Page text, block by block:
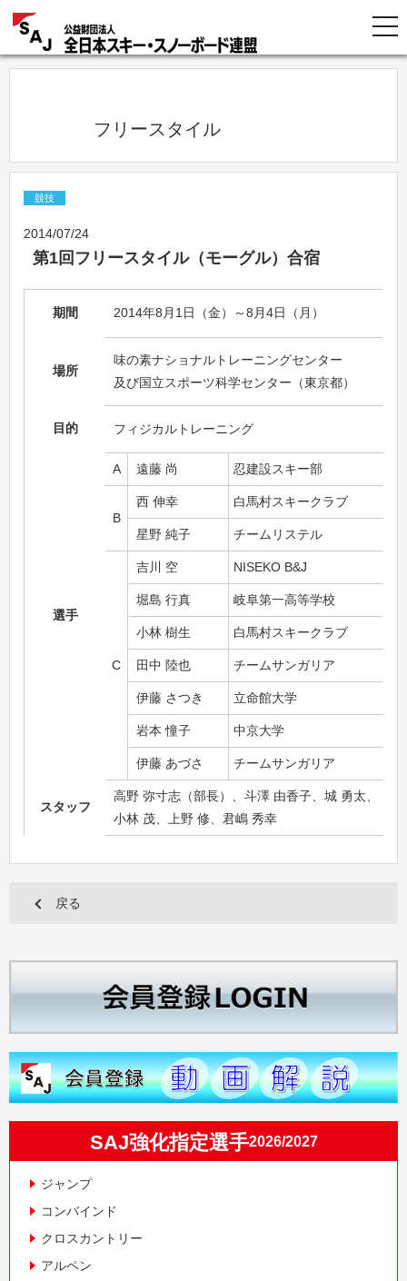
            フリースタイル
競技
2014/07/24
第1回フリースタイル（モーグル）合宿
期間 2014年8月1日（金）～8月4日（月）
場所
味の素ナショナルトレーニングセンター
及び国立スポーツ科学センター（東京都）
目的 フィジカルトレーニング
選手
A 遠藤 尚 忍建設スキー部
B
西 伸幸 白馬村スキークラブ
星野 純子 チームリステル
C
吉川 空 NISEKO B&J
堀島 行真 岐阜第一高等学校
小林 樹生 白馬村スキークラブ
田中 陸也 チームサンガリア
伊藤 さつき 立命館大学
岩本 憧子 中京大学
伊藤 あづさ チームサンガリア
スタッフ
高野 弥寸志（部長）、斗澤 由香子、城 勇太、
小林 茂、上野 修、君嶋 秀幸
戻る
SAJ強化指定選手2026/2027
ジャンプ
コンバインド
クロスカントリー
アルペン